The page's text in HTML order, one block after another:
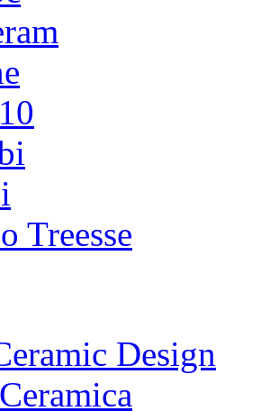
Treesse
Design